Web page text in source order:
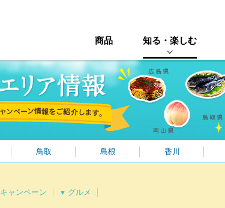
商品 知る・楽しむ
鳥取 島根 香川
キャンペーン ▼ グルメ